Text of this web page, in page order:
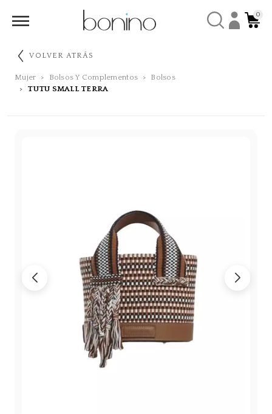
0
VOLVER ATRÁS
Mujer Bolsos Y Complementos
Bolsos
TUTU SMALL TERRA